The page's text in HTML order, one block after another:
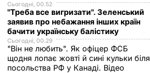
Сьогодні, 00.52
"Треба все вигризати". Зеленський
заявив про небажання інших країн
бачити українську балістику
Сьогодні, 00.29
"Він не любить". Як офіцер ФСБ
щодня лопає жовті й сині кульки біля
посольства РФ у Канаді. Відео